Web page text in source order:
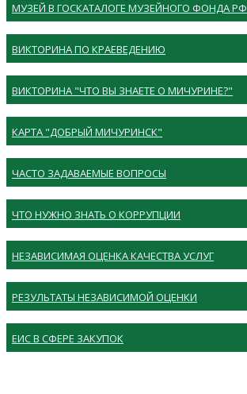
МУЗЕЙ В ГОСКАТАЛОГЕ МУЗЕЙНОГО ФОНДА РФ
ВИКТОРИНА ПО КРАЕВЕДЕНИЮ
ВИКТОРИНА "ЧТО ВЫ ЗНАЕТЕ О МИЧУРИНЕ?"
КАРТА "ДОБРЫЙ МИЧУРИНСК"
ЧАСТО ЗАДАВАЕМЫЕ ВОПРОСЫ
ЧТО НУЖНО ЗНАТЬ О КОРРУПЦИИ
НЕЗАВИСИМАЯ ОЦЕНКА КАЧЕСТВА УСЛУГ
РЕЗУЛЬТАТЫ НЕЗАВИСИМОЙ ОЦЕНКИ
ЕИС В СФЕРЕ ЗАКУПОК